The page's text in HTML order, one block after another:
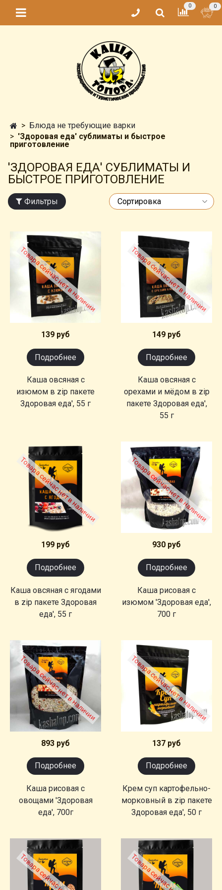
0 0
Блюда не требующие варки
'Здоровая еда' сублиматы и быстрое
приготовление
'ЗДОРОВАЯ ЕДА' СУБЛИМАТЫ И
БЫСТРОЕ ПРИГОТОВЛЕНИЕ
Фильтры
Товара сейчас нет в наличии
139 руб
Подробнее
Каша овсяная с
изюмом в zip пакете
Здоровая еда', 55 г
Товара сейчас нет в наличии
149 руб
Подробнее
Каша овсяная с
орехами и мёдом в zip
пакете Здоровая еда',
55 г
Товара сейчас нет в наличии
199 руб
Подробнее
Каша овсяная с ягодами
в zip пакете Здоровая
еда', 55 г
Товара сейчас нет в наличии
930 руб
Подробнее
Каша рисовая с
изюмом 'Здоровая еда',
700 г
Товара сейчас нет в наличии
893 руб
Подробнее
Каша рисовая с
овощами 'Здоровая
еда', 700г
Товара сейчас нет в наличии
137 руб
Подробнее
Крем суп картофельно-
морковный в zip пакете
Здоровая еда', 50 г